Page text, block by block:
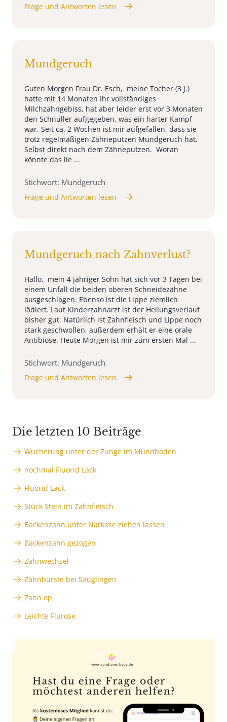
Frage und Antworten lesen
Mundgeruch
Guten Morgen Frau Dr. Esch, meine Tocher (3 J.)
hatte mit 14 Monaten Ihr vollständiges
Milchzahngebiss, hat aber leider erst vor 3 Monaten
den Schnuller aufgegeben, was ein harter Kampf
war. Seit ca. 2 Wochen ist mir aufgefallen, dass sie
trotz regelmäßigen Zähneputzen Mundgeruch hat.
Selbst direkt nach dem Zähneputzen. Woran
könnte das lie ...
Stichwort: Mundgeruch
Frage und Antworten lesen
Mundgeruch nach Zahnverlust?
Hallo, mein 4 jähriger Sohn hat sich vor 3 Tagen bei
einem Unfall die beiden oberen Schneidezähne
ausgeschlagen. Ebenso ist die Lippe ziemlich
lädiert. Laut Kinderzahnarzt ist der Heilungsverlauf
bisher gut. Natürlich ist Zahnfleisch und Lippe noch
stark geschwollen, außerdem erhält er eine orale
Antibiose. Heute Morgen ist mir zum ersten Mal ...
Stichwort: Mundgeruch
Frage und Antworten lesen
Die letzten 10 Beiträge
Wucherung unter der Zunge im Mundboden
nochmal Fluorid Lack
Fluorid Lack
Stück Stein im Zahnfleisch
Backenzahn unter Narkose ziehen lassen
Backenzahn gezogen
Zahnwechsel
Zahnbürste bei Säuglingen
Zahn op
Leichte Flurose